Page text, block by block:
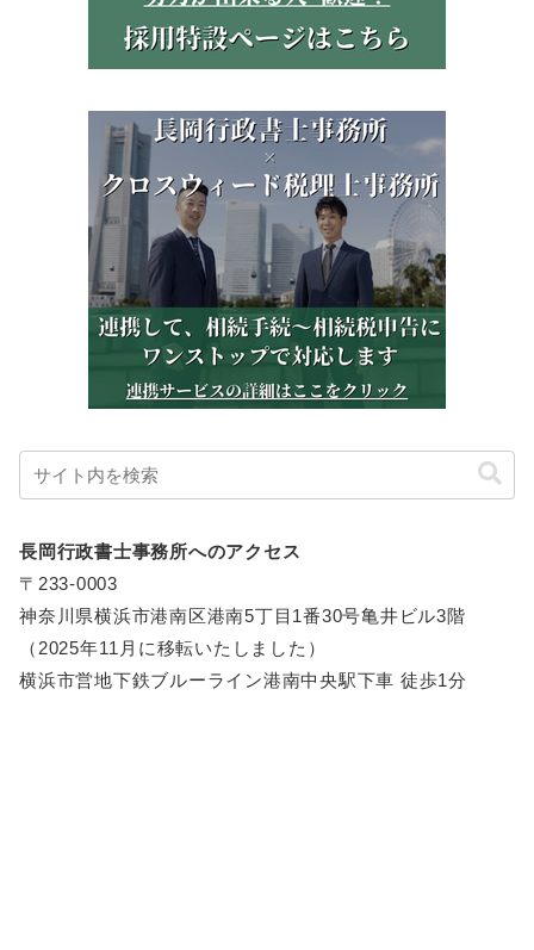
長岡行政書士事務所へのアクセス
〒233-0003
神奈川県横浜市港南区港南5丁目1番30号亀井ビル3階
（2025年11月に移転いたしました）
横浜市営地下鉄ブルーライン港南中央駅下車 徒歩1分